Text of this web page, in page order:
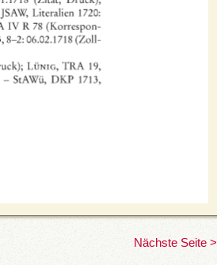
Nächste Seite >